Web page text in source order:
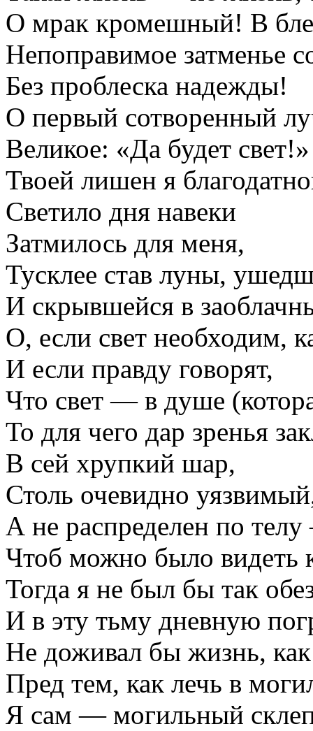
О мрак кромешный! В
Непоправимое затменье
Без проблеска надежды!
О первый сотворенный
Великое: «Да будет
Твоей лишен я
Светило дня навеки
Затмилось для меня,
Тусклее став луны,
И скрывшейся в
О, если свет необходим,
И если правду говорят,
Что свет — в душе
То для чего дар зренья
В сей хрупкий шар,
Столь очевидно
А не распределен по
Чтоб можно было видеть
Тогда я не был бы так
И в эту тьму дневную
Не доживал бы жизнь,
Пред тем, как лечь в
Я сам — могильный